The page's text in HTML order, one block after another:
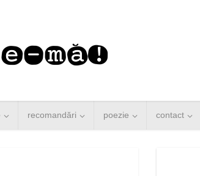
recomandări poezie contact